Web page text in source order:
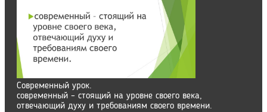
Современный урок.
современный – стоящий на уровне своего века,
отвечающий духу и требованиям своего времени.